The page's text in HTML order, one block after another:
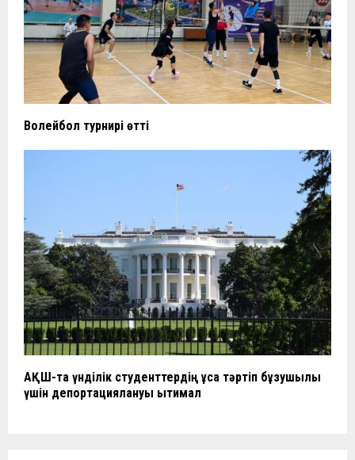
Волейбол турнирі өтті
АҚШ-та үнділік студенттердің ұсақ тәртіп бұзушылық
үшін депортациялануы ықтимал